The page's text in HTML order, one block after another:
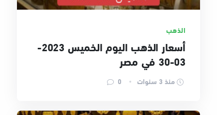
الذهب
أسعار الذهب اليوم الخميس 2023-
03-30 في مصر
منذ 3 سنوات